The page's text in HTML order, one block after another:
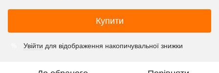
Купити
Увійти для відображення накопичувальної знижки